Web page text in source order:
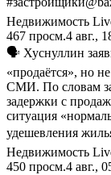
Недвижимость
467 просм.4 авг.,
🗣 Хуснуллин
«продаётся», но
СМИ. По словам
задержки с
ситуация
удешевления
Недвижимость
450 просм.4 авг.,